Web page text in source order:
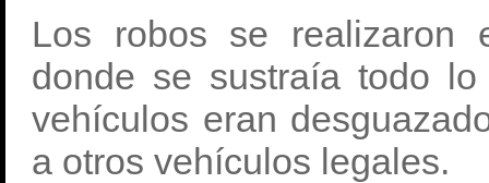
Los robos se realizaron
donde se sustraía todo
vehículos eran
a otros vehículos legales.